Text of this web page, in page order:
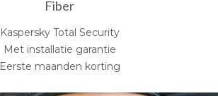
Fiber
Kaspersky Total Security
Met installatie garantie
Eerste maanden korting